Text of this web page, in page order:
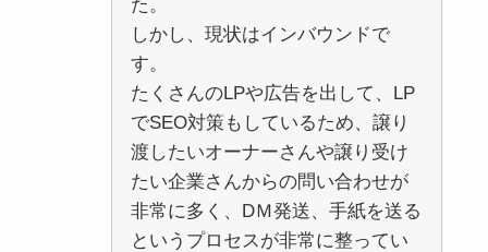
た。
しかし、現状はインバウンドで
す。
たくさんのLPや広告を出して、LP
でSEO対策もしているため、譲り
渡したいオーナーさんや譲り受け
たい企業さんからの問い合わせが
非常に多く、DＭ発送、手紙を送る
というプロセスが非常に整ってい